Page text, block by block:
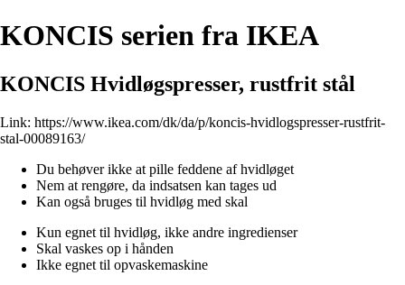
KONCIS serien fra IKEA
KONCIS Hvidløgspresser, rustfrit stål
Link: https://www.ikea.com/dk/da/p/koncis-hvidlogspresser-rustfrit-
stal-00089163/
Du behøver ikke at pille feddene af hvidløget
Nem at rengøre, da indsatsen kan tages ud
Kan også bruges til hvidløg med skal
Kun egnet til hvidløg, ikke andre ingredienser
Skal vaskes op i hånden
Ikke egnet til opvaskemaskine